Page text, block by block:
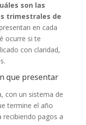
son las
trimestrales de
en cada
ocurre si te
con claridad,
que presentar
con un sistema de
termine el año
pagos a